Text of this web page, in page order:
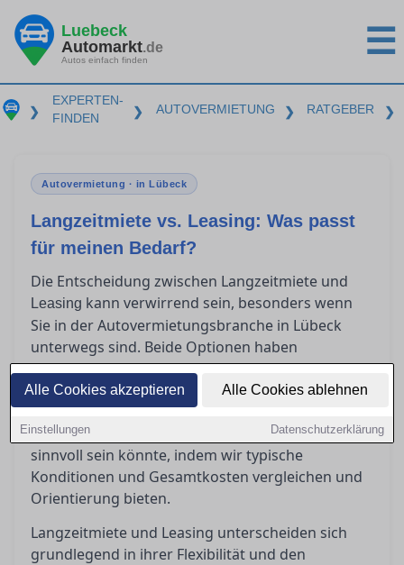
Alle Cookies akzeptieren Alle Cookies ablehnen
Einstellungen Datenschutzerklärung
Luebeck
Automarkt.de
Autos einfach finden ☰
❯
EXPERTEN-
FINDEN
❯ AUTOVERMIETUNG ❯ RATGEBER ❯
Autovermietung · in Lübeck
Langzeitmiete vs. Leasing: Was passt
für meinen Bedarf?
Die Entscheidung zwischen Langzeitmiete und
Leasing kann verwirrend sein, besonders wenn
Sie in der Autovermietungsbranche in Lübeck
unterwegs sind. Beide Optionen haben
spezifische Vorteile und unterschiedliche
Kostenstrukturen, die je nach individueller
Nutzung und Bedarf variieren können. In diesem
Artikel beleuchten wir, welche Option für Sie
sinnvoll sein könnte, indem wir typische
Konditionen und Gesamtkosten vergleichen und
Orientierung bieten.
Langzeitmiete und Leasing unterscheiden sich
grundlegend in ihrer Flexibilität und den